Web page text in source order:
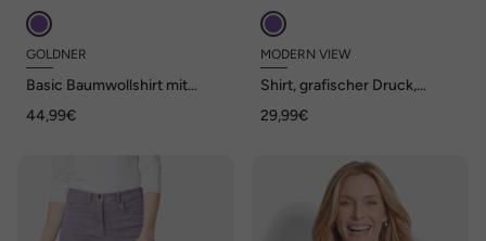
GOLDNER
Basic Baumwollshirt mit
44,99€
MODERN VIEW
Shirt, grafischer Druck,
29,99€